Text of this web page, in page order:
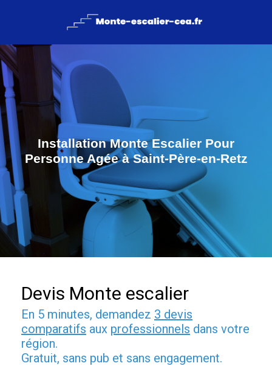
Installation Monte Escalier Pour
Personne Agée à Saint-Père-en-Retz
Devis Monte escalier
En 5 minutes, demandez 3 devis
comparatifs aux professionnels dans votre
région.
Gratuit, sans pub et sans engagement.